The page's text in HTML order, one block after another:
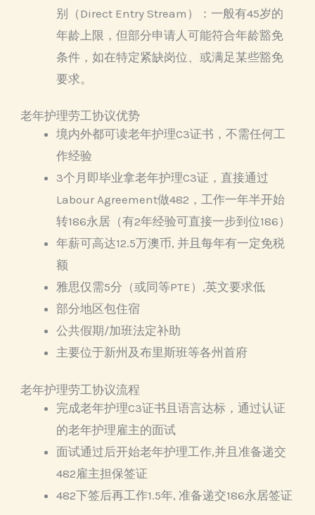
别（Direct Entry Stream）：一般有45岁的
年龄上限，但部分申请人可能符合年龄豁免
条件，如在特定紧缺岗位、或满足某些豁免
要求。
老年护理劳工协议优势
境内外都可读老年护理C3证书，不需任何工
作经验
3个月即毕业拿老年护理C3证，直接通过
Labour Agreement做482，工作一年半开始
转186永居（有2年经验可直接一步到位186）
年薪可高达12.5万澳币, 并且每年有一定免税
额
雅思仅需5分（或同等PTE）,英文要求低
部分地区包住宿
公共假期/加班法定补助
主要位于新州及布里斯班等各州首府
老年护理劳工协议流程
完成老年护理C3证书且语言达标，通过认证
的老年护理雇主的面试
面试通过后开始老年护理工作,并且准备递交
482雇主担保签证
482下签后再工作1.5年, 准备递交186永居签证